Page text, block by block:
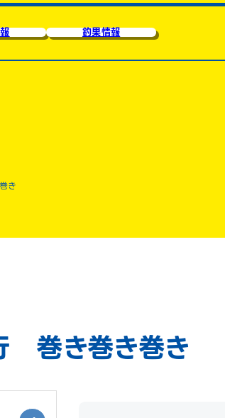
釣果情報
き
巻き巻き巻き